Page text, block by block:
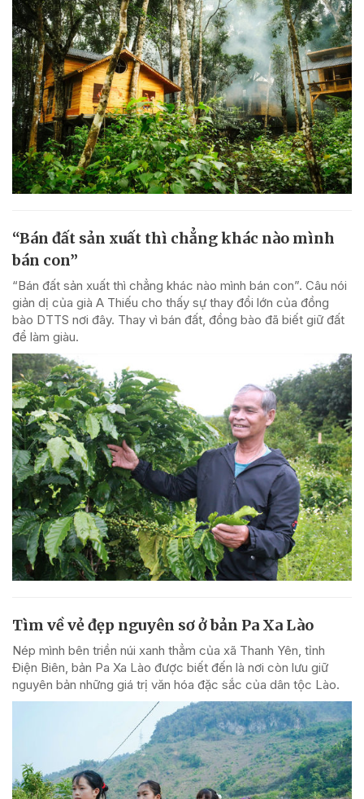
“Bán đất sản xuất thì chẳng khác nào mình
bán con”
“Bán đất sản xuất thì chẳng khác nào mình bán con”. Câu nói
giản dị của già A Thiếu cho thấy sự thay đổi lớn của đồng
bào DTTS nơi đây. Thay vì bán đất, đồng bào đã biết giữ đất
để làm giàu.
Tìm về vẻ đẹp nguyên sơ ở bản Pa Xa Lào
Nép mình bên triền núi xanh thẳm của xã Thanh Yên, tỉnh
Điện Biên, bản Pa Xa Lào được biết đến là nơi còn lưu giữ
nguyên bản những giá trị văn hóa đặc sắc của dân tộc Lào.